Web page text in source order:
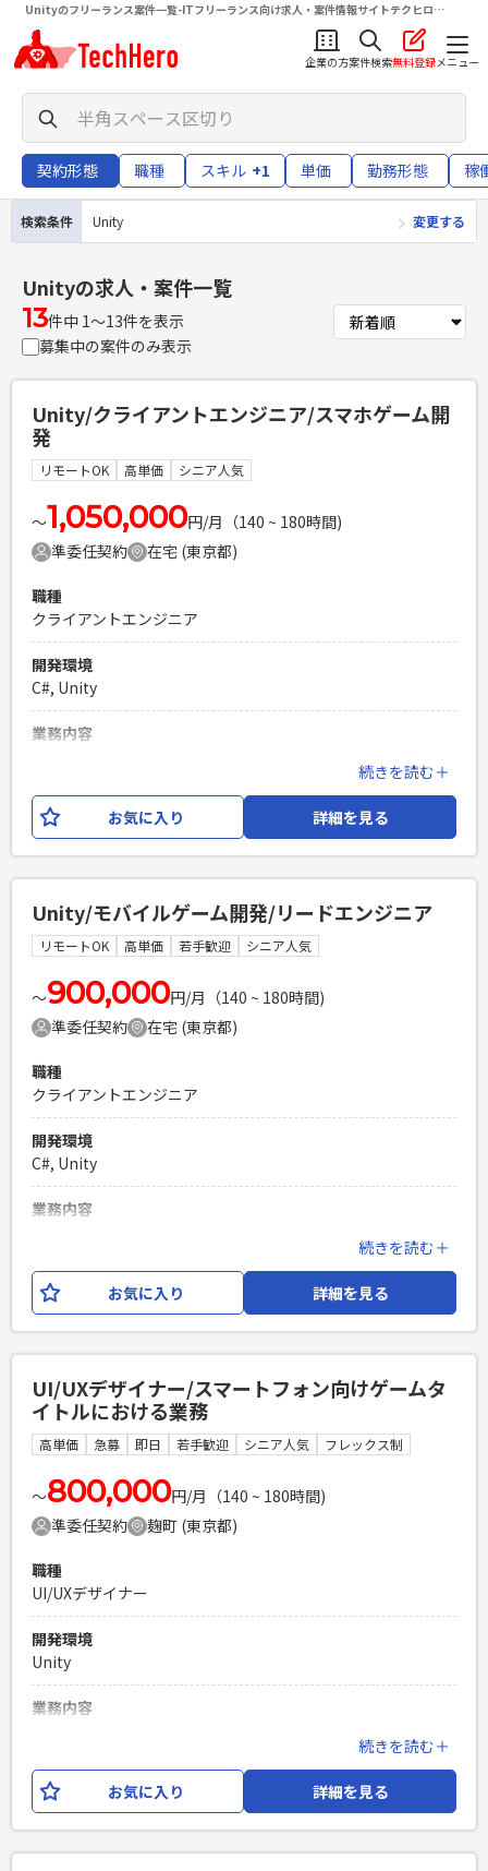
Unityのフリーランス案件一覧-ITフリーランス向け求人・案件情報サイトテクヒロ
（TechHero）
企業の方案件検索無料登録メニュー
契約形態 職種 スキル +1 単価 勤務形態 稼
検索条件 Unity 変更する
Unityの求人・案件一覧
13件中 1〜13件を表示
募集中の案件のみ表示
Unity/クライアントエンジニア/スマホゲーム開
発
リモートOK 高単価 シニア人気
〜1,050,000円/月（140 ~ 180時間)
準委任契約
在宅 (東京都)
職種
クライアントエンジニア
開発環境
C#, Unity
業務内容
ア（Unity）としてご参画いただける方を募集いたします。
必須スキル
PHPを用いたWebサービスの開発経験4年以上
Laravelを用いた開発経験1年以上
続きを読む＋
お気に入り 詳細を見る
Unity/モバイルゲーム開発/リードエンジニア
リモートOK 高単価 若手歓迎 シニア人気
〜900,000円/月（140 ~ 180時間)
準委任契約
在宅 (東京都)
職種
クライアントエンジニア
開発環境
C#, Unity
業務内容
す。 少人数のチームで以下の業務をご担当いただきます： ・
広告や各種SDKの組み込み、他サービスとの連携機能の実装
（ドキュメントを理解し、自走して対応できることが求めら
必須スキル
・Unityを使用したゲーム開発経験 ・設計から開発までをリー
ドできる方 ・ドキュメントを読み込み、スムーズに実装に落
とし込める能力
PHPを用いたWebサービスの開発経験4年以上
Laravelを用いた開発経験1年以上
エンジニア複数人のチームでの開発経験
続きを読む＋
お気に入り 詳細を見る
UI/UXデザイナー/スマートフォン向けゲームタ
イトルにおける業務
高単価 急募 即日 若手歓迎 シニア人気 フレックス制
〜800,000円/月（140 ~ 180時間)
準委任契約
麹町 (東京都)
職種
UI/UXデザイナー
開発環境
Unity
業務内容
業務をお任せいたします。 【具体的な仕事内容】 ・UIUXに関
するワイヤフレーム、画面遷移の設計・制作 ・UIUXに必要な
デザイン、素材、バナー等の制作 ・UIUXに関わるアニメーシ
続きを読む＋
お気に入り 詳細を見る